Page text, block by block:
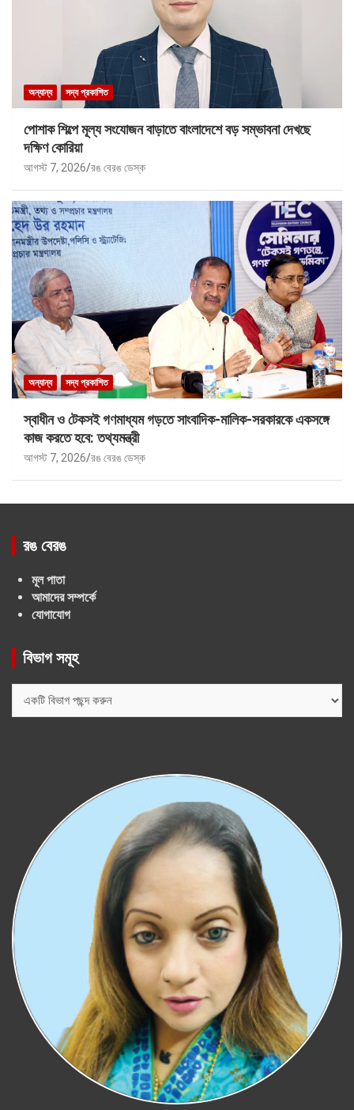
অন্যান্য সদ্য প্রকাশিত
পোশাক শিল্পে মূল্য সংযোজন বাড়াতে বাংলাদেশে বড় সম্ভাবনা দেখছে
দক্ষিণ কোরিয়া
আগস্ট 7, 2026 রঙ বেরঙ ডেস্ক
অন্যান্য সদ্য প্রকাশিত
স্বাধীন ও টেকসই গণমাধ্যম গড়তে সাংবাদিক-মালিক-সরকারকে একসঙ্গে
কাজ করতে হবে: তথ্যমন্ত্রী
আগস্ট 7, 2026 রঙ বেরঙ ডেস্ক
রঙ বেরঙ
মূল পাতা
আমাদের সম্পর্কে
যোগাযোগ
বিভাগ সমূহ